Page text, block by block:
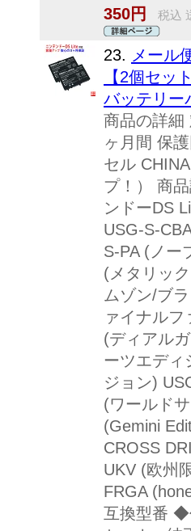
350円
税込
23. メール
【2個セッ
バッテリー
商品の詳細
ヶ月間 保
セル
プ！） 商
ンドーDS
USG-S-
S-PA (ノー
(メタリッ
ムゾン/ブ
ァイナル
(ディアル
ーツエディ
ジョン)
(ワールド
(Gemini
CROSS
UKV (欧州
FRGA
互換型番 ◆